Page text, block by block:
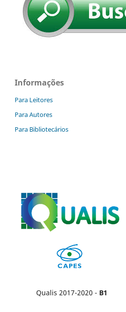
Informações
Para Leitores
Para Autores
Para Bibliotecários
Qualis 2017-2020 - B1